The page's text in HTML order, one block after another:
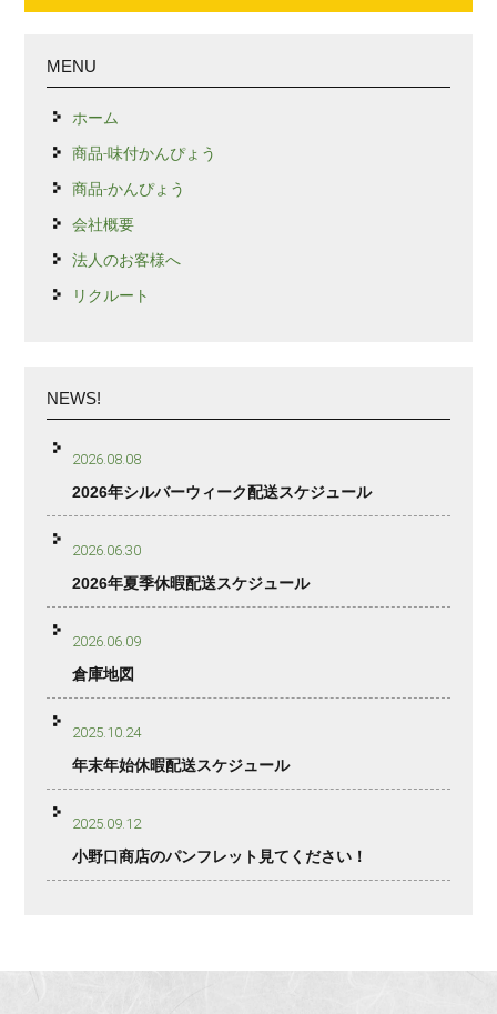
MENU
ホーム
商品-味付かんぴょう
商品-かんぴょう
会社概要
法人のお客様へ
リクルート
NEWS!
2026.08.08
2026年シルバーウィーク配送スケジュール
2026.06.30
2026年夏季休暇配送スケジュール
2026.06.09
倉庫地図
2025.10.24
年末年始休暇配送スケジュール
2025.09.12
小野口商店のパンフレット見てください！